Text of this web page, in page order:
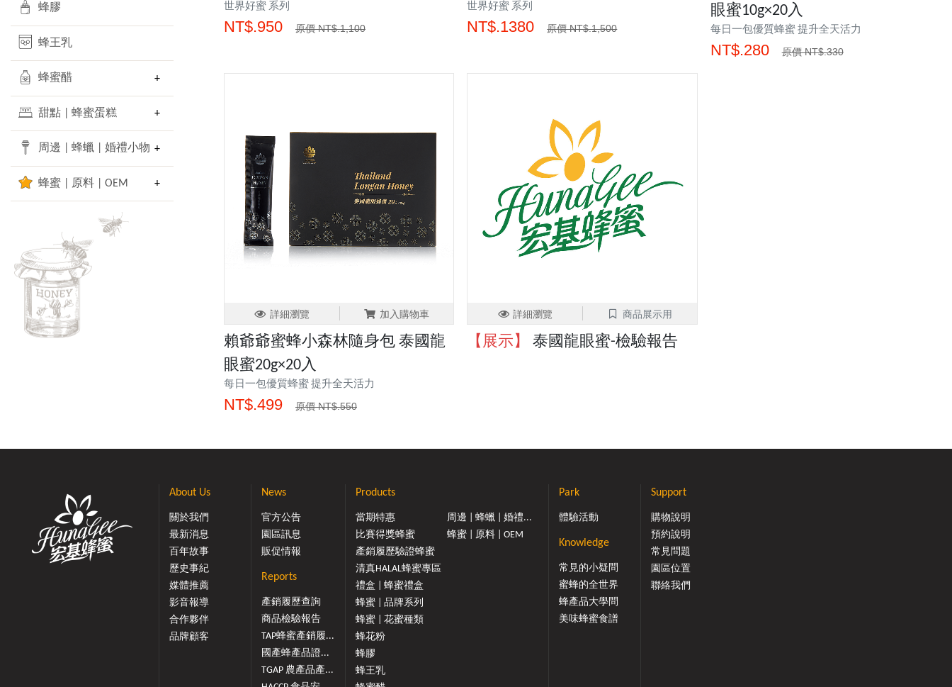
蜂膠
蜂王乳
蜂蜜醋
甜點 | 蜂蜜蛋糕
周邊 | 蜂蠟 | 婚禮小物
蜂蜜 | 原料 | OEM
世界好蜜 系列
NT$.950 原價 NT$.1,100
世界好蜜 系列
NT$.1380原價 NT$.1,500
眼蜜10g×20入
每日一包優質蜂蜜 提升全天活力
NT$.280原價 NT$.330
詳細瀏覽 加入購物車
賴爺爺蜜蜂小森林隨身包 泰國龍
眼蜜20g×20入
每日一包優質蜂蜜 提升全天活力
NT$.499 原價 NT$.550
詳細瀏覽 商品展示用
【展示】 泰國龍眼蜜-檢驗報告
About Us
關於我們
最新消息
百年故事
歷史事紀
媒體推薦
影音報導
合作夥伴
品牌顧客
News
官方公告
園區訊息
販促情報
Reports
產銷履歷查詢
商品檢驗報告
TAP蜂蜜產銷履...
國產蜂產品證...
TGAP 農產品產...
Products
當期特惠
比賽得獎蜂蜜
產銷履歷驗證蜂蜜
清真HALAL蜂蜜專區
禮盒 | 蜂蜜禮盒
蜂蜜 | 品牌系列
蜂蜜 | 花蜜種類
蜂花粉
蜂膠
蜂王乳
周邊 | 蜂蠟 | 婚禮...
蜂蜜 | 原料 | OEM
Park
體驗活動
Knowledge
常見的小疑問
蜜蜂的全世界
蜂產品大學問
美味蜂蜜食譜
Support
購物說明
預約說明
常見問題
園區位置
聯絡我們